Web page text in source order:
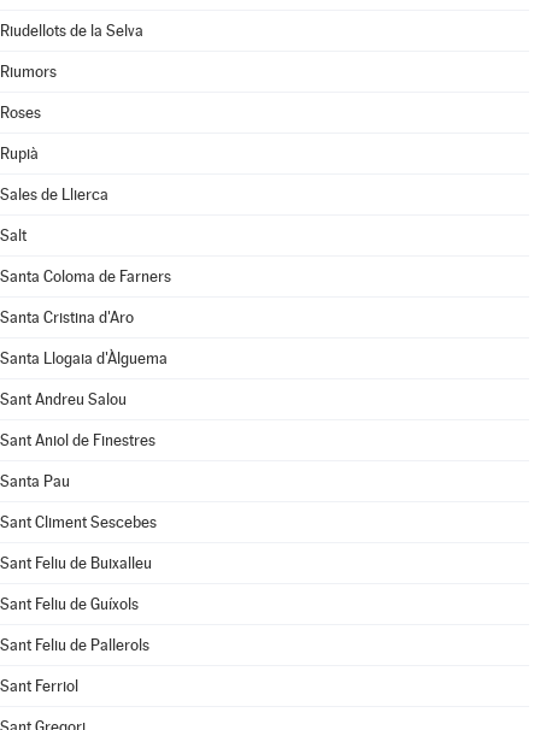
Riudellots de la Selva
Riumors
Roses
Rupià
Sales de Llierca
Salt
Santa Coloma de Farners
Santa Cristina d'Aro
Santa Llogaia d'Àlguema
Sant Andreu Salou
Sant Aniol de Finestres
Santa Pau
Sant Climent Sescebes
Sant Feliu de Buixalleu
Sant Feliu de Guíxols
Sant Feliu de Pallerols
Sant Ferriol